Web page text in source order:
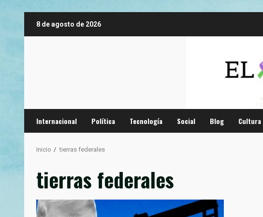
8 de agosto de 2026
Internacional Política Tecnología Social Blog Cultura
Inicio tierras federales
tierras federales